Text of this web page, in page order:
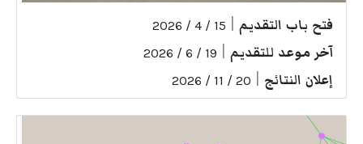
فتح باب التقديم 15 / 4 / 2026
آخر موعد للتقديم 19 / 6 / 2026
إعلان النتائج 20 / 11 / 2026